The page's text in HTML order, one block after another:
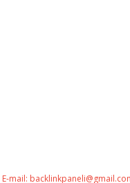
E-mail: